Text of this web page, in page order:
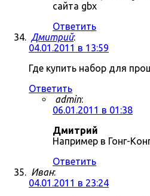
сайта gbx
Ответить
Дмитрий:
04.01.2011 в 13:59
Где купить набор для
Ответить
admin:
06.01.2011 в 01:38
Дмитрий
Например в Гонг-
Ответить
Иван:
04.01.2011 в 23:24